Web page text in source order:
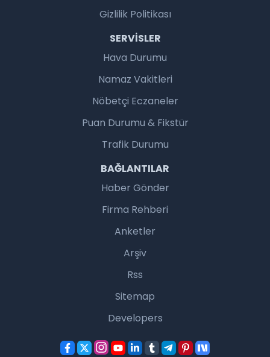
Gizlilik Politikası
SERVISLER
Hava Durumu
Namaz Vakitleri
Nöbetçi Eczaneler
Puan Durumu & Fikstür
Trafik Durumu
BAĞLANTILAR
Haber Gönder
Firma Rehberi
Anketler
Arşiv
Rss
Sitemap
Developers